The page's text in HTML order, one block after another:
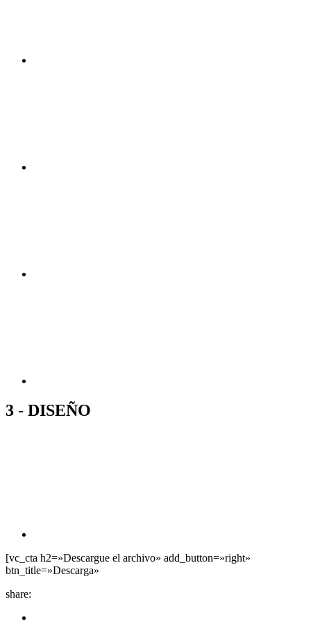
3 - DISEÑO
[vc_cta h2=»Descargue el archivo» add_button=»right»
btn_title=»Descarga»
share: